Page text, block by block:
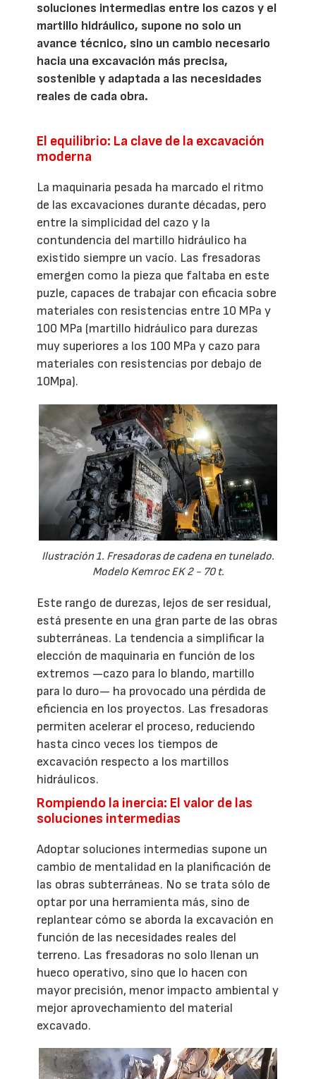
soluciones intermedias entre los cazos y el
martillo hidráulico, supone no solo un
avance técnico, sino un cambio necesario
hacia una excavación más precisa,
sostenible y adaptada a las necesidades
reales de cada obra.
El equilibrio: La clave de la excavación
moderna
La maquinaria pesada ha marcado el ritmo
de las excavaciones durante décadas, pero
entre la simplicidad del cazo y la
contundencia del martillo hidráulico ha
existido siempre un vacío. Las fresadoras
emergen como la pieza que faltaba en este
puzle, capaces de trabajar con eficacia sobre
materiales con resistencias entre 10 MPa y
100 MPa (martillo hidráulico para durezas
muy superiores a los 100 MPa y cazo para
materiales con resistencias por debajo de
10Mpa).
Ilustración 1. Fresadoras de cadena en tunelado.
Modelo Kemroc EK 2 - 70 t.
Este rango de durezas, lejos de ser residual,
está presente en una gran parte de las obras
subterráneas. La tendencia a simplificar la
elección de maquinaria en función de los
extremos —cazo para lo blando, martillo
para lo duro— ha provocado una pérdida de
eficiencia en los proyectos. Las fresadoras
permiten acelerar el proceso, reduciendo
hasta cinco veces los tiempos de
excavación respecto a los martillos
hidráulicos.
Rompiendo la inercia: El valor de las
soluciones intermedias
Adoptar soluciones intermedias supone un
cambio de mentalidad en la planificación de
las obras subterráneas. No se trata sólo de
optar por una herramienta más, sino de
replantear cómo se aborda la excavación en
función de las necesidades reales del
terreno. Las fresadoras no solo llenan un
hueco operativo, sino que lo hacen con
mayor precisión, menor impacto ambiental y
mejor aprovechamiento del material
excavado.